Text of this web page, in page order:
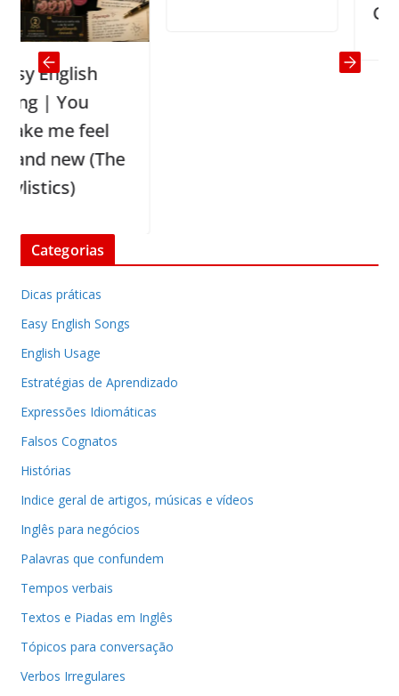
English
| You
me feel
new (The
Categorias
Dicas práticas
Easy English Songs
English Usage
Estratégias de Aprendizado
Expressões Idiomáticas
Falsos Cognatos
Histórias
Indice geral de artigos, músicas e vídeos
Inglês para negócios
Palavras que confundem
Tempos verbais
Textos e Piadas em Inglês
Tópicos para conversação
Verbos Irregulares